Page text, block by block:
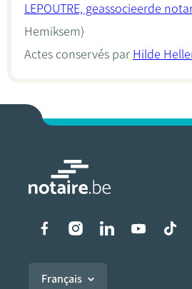
LEPOUTRE, geassocieerde
Hemiksem)
Actes conservés par Hilde
Liens vers les
Français